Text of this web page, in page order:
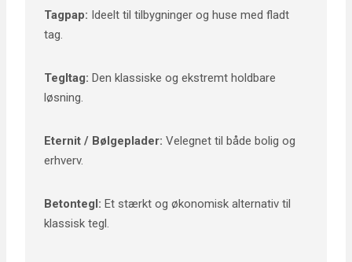
Tagpap: Ideelt til tilbygninger og huse med fladt
tag.
Tegltag: Den klassiske og ekstremt holdbare
løsning.
Eternit / Bølgeplader: Velegnet til både bolig og
erhverv.
Betontegl: Et stærkt og økonomisk alternativ til
klassisk tegl.